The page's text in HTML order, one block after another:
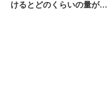
けるとどのくらいの量が溜